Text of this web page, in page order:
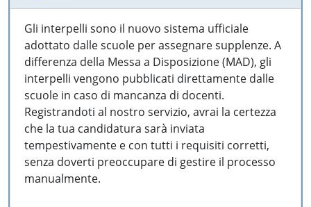
Gli interpelli sono il nuovo sistema ufficiale
adottato dalle scuole per assegnare supplenze. A
differenza della Messa a Disposizione (MAD), gli
interpelli vengono pubblicati direttamente dalle
scuole in caso di mancanza di docenti.
Registrandoti al nostro servizio, avrai la certezza
che la tua candidatura sarà inviata
tempestivamente e con tutti i requisiti corretti,
senza doverti preoccupare di gestire il processo
manualmente.